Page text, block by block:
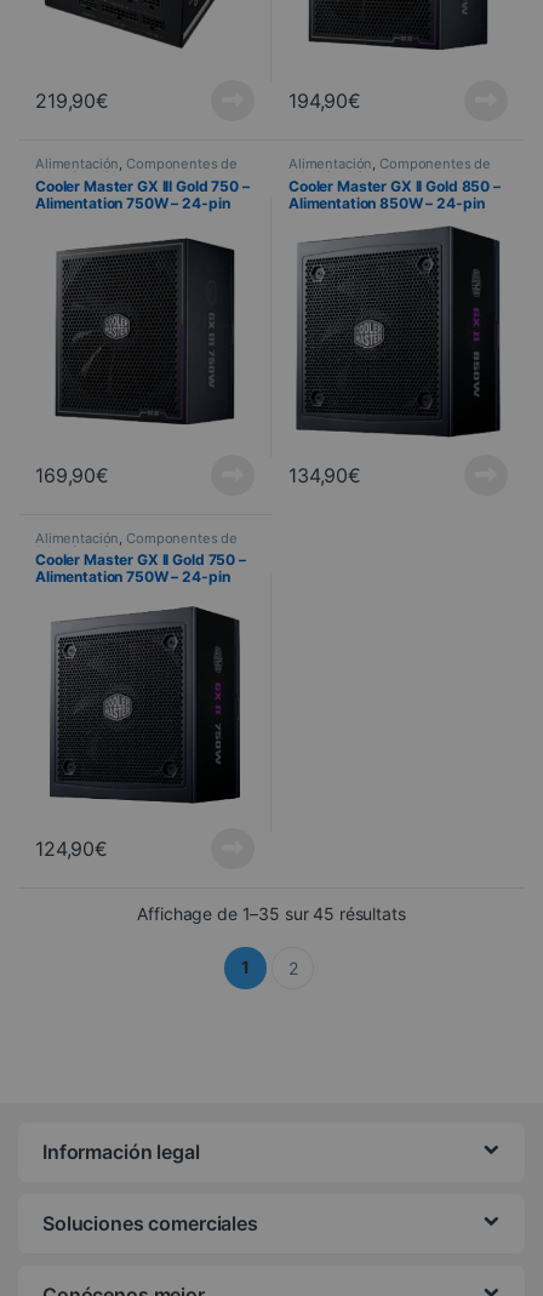
219,90€ 194,90€
Alimentación, Componentes de
PC Informática
Cooler Master GX III Gold 750 –
Alimentation 750W – 24-pin
169,90€
Alimentación, Componentes de
PC Informática
Cooler Master GX II Gold 850 –
Alimentation 850W – 24-pin
134,90€
Alimentación Componentes de
PC Informática
Cooler Master GX II Gold 750 –
Alimentation 750W – 24-pin
124,90€
Affichage de 1–35 sur 45 résultatsTrié du plus
1 2
Información legal
Soluciones comerciales